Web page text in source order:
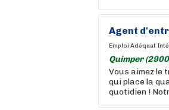
Agent
Emploi Adéquat
Quimper
Vous aimez le
qui place la
quotidien !